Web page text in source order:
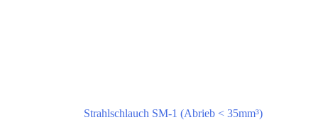
Strahlschlauch SM-1 (Abrieb < 35mm³)